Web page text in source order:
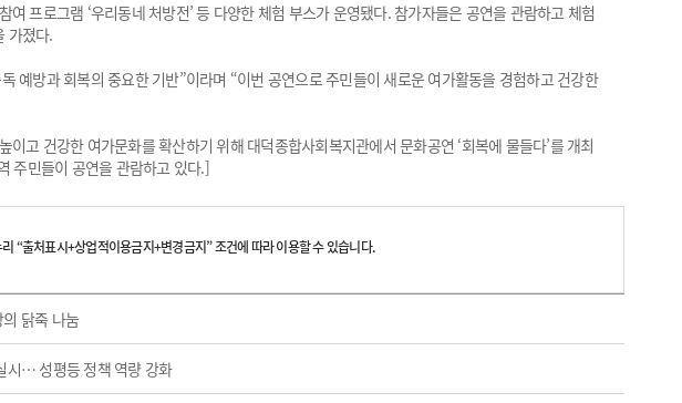
프로그램 ‘우리동네 처방전’ 등 다양한 체험 부스가 운영됐다. 참가자들은 공연을 관람하고 체험
가졌다.
예방과 회복의 중요한 기반”이라며 “이번 공연으로 주민들이 새로운 여가활동을 경험하고 건강한
고 건강한 여가문화를 확산하기 위해 대덕종합사회복지관에서 문화공연 ‘회복에 물들다’를 개최
주민들이 공연을 관람하고 있다.]
“출처표시+상업적이용금지+변경금지” 조건에 따라 이용할 수 있습니다.
닭죽 나눔
시… 성평등 정책 역량 강화